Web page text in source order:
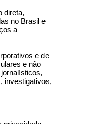
direta,
no Brasil e
a
e de
e não
investigativos,